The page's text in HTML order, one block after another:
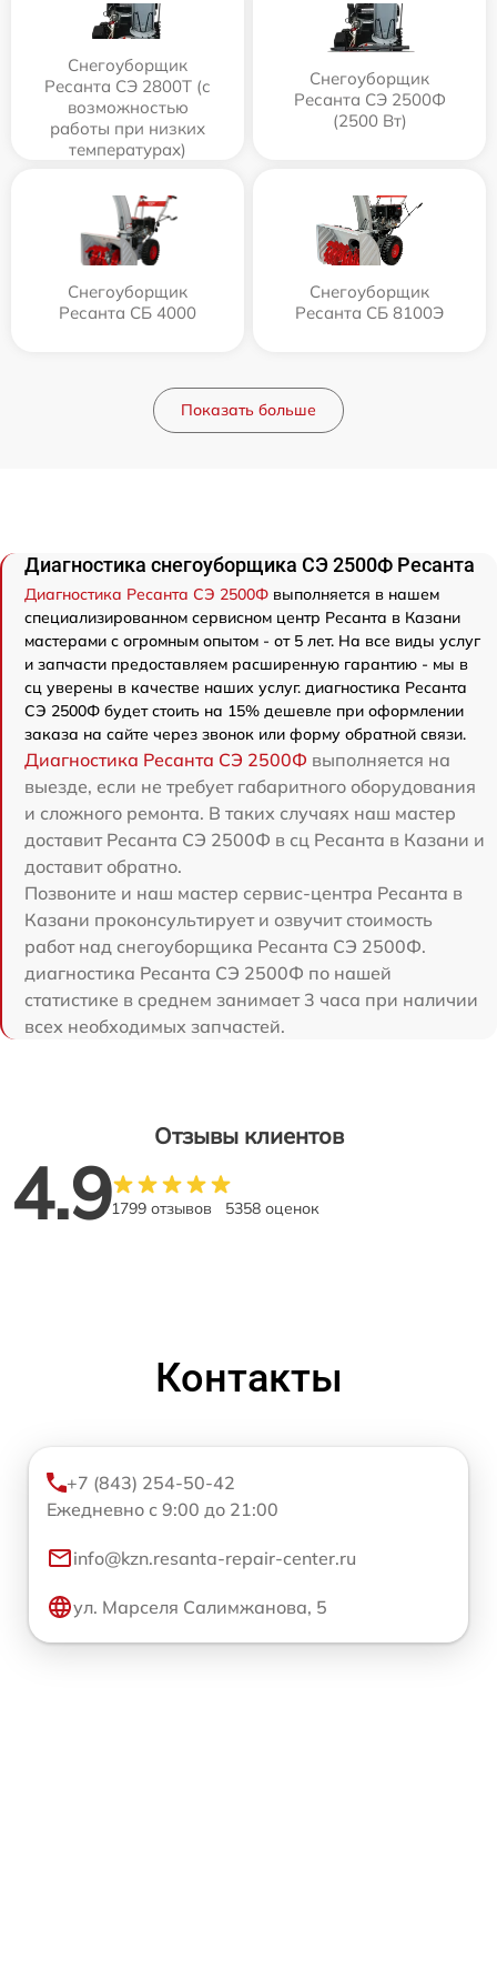
Снегоуборщик
Ресанта СЭ 2800Т (с
возможностью
работы при низких
температурах)
Снегоуборщик
Ресанта СЭ 2500Ф
(2500 Вт)
Снегоуборщик
Ресанта СБ 4000
Снегоуборщик
Ресанта СБ 8100Э
Показать больше
Диагностика снегоуборщика СЭ 2500Ф Ресанта
Диагностика Ресанта СЭ 2500Ф выполняется в нашем
специализированном сервисном центр Ресанта в Казани
мастерами с огромным опытом - от 5 лет. На все виды услуг
и запчасти предоставляем расширенную гарантию - мы в
сц уверены в качестве наших услуг. диагностика Ресанта
СЭ 2500Ф будет стоить на 15% дешевле при оформлении
заказа на сайте через звонок или форму обратной связи.
Диагностика Ресанта СЭ 2500Ф выполняется на
выезде, если не требует габаритного оборудования
и сложного ремонта. В таких случаях наш мастер
доставит Ресанта СЭ 2500Ф в сц Ресанта в Казани и
доставит обратно.
Позвоните и наш мастер сервис-центра Ресанта в
Казани проконсультирует и озвучит стоимость
работ над снегоуборщика Ресанта СЭ 2500Ф.
диагностика Ресанта СЭ 2500Ф по нашей
статистике в среднем занимает 3 часа при наличии
всех необходимых запчастей.
Отзывы клиентов
4.91799 отзывов 5358 оценок
Контакты
+7 (843) 254-50-42
Ежедневно с 9:00 до 21:00
info@kzn.resanta-repair-center.ru
ул. Марселя Салимжанова, 5